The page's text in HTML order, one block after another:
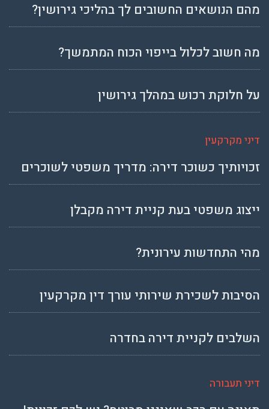
מהם הנושאים החשובים לך בהליכי גירושין?
מה חשוב לכלול בייפוי הכוח המתמשך?
על חלוקת רכוש במהלך גירושין
דיני מקרקעין
זכויותיך כשוכר דירה: מדריך משפטי לשוכרים
ייצוג משפטי בעת קניית דירה מקבלן
מהי התחדשות עירונית?
הסיבות לשכירת שירותי עורך דין מקרקעין
השלבים לקניית דירה בחדרה
דיני תעבורה